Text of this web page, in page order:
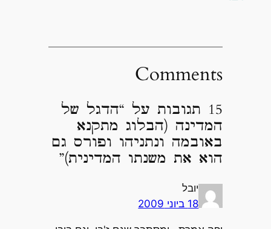
Comments
15 תגובות על “הדגל של
המדינה (הבלוג מתקנא
באובמה ונתניהו ופורס גם
הוא את משנתו המדינית)”
יובל
18 ביוני 2009